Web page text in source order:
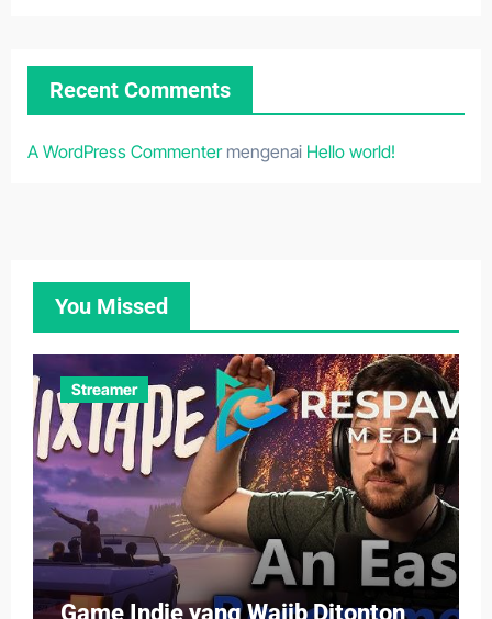
Recent Comments
A WordPress Commentermengenai Hello world!
You Missed
Streamer
Game Indie yang Wajib Ditonton